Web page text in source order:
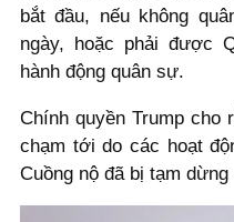
bắt đầu, nếu không
ngày, hoặc phải được
hành động quân sự.
Chính quyền Trump cho
chạm tới do các hoạt
Cuồng nộ đã bị tạm dừng